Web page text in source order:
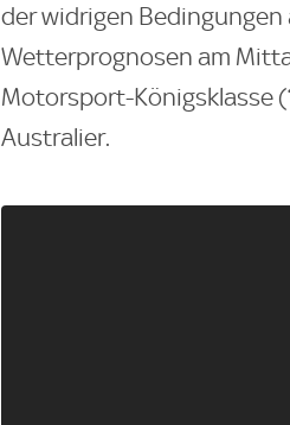
der widrigen Bedingungen
Wetterprognosen am
Motorsport-Königsklasse (
Australier.